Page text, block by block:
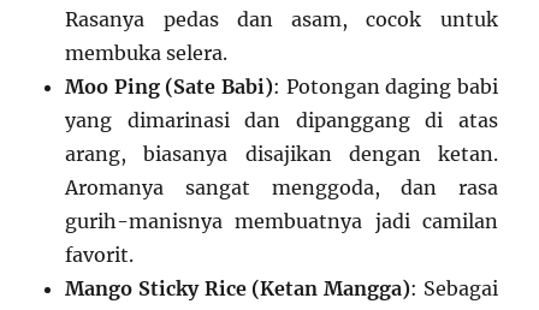
Rasanya pedas dan asam, cocok untuk
membuka selera.
Moo Ping (Sate Babi): Potongan daging babi
yang dimarinasi dan dipanggang di atas
arang, biasanya disajikan dengan ketan.
Aromanya sangat menggoda, dan rasa
gurih-manisnya membuatnya jadi camilan
favorit.
Mango Sticky Rice (Ketan Mangga): Sebagai